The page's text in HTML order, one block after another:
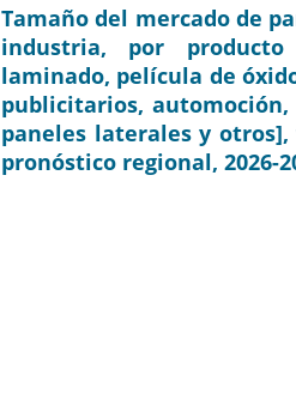
Tamaño del mercado de
industria, por
laminado, película de
publicitarios,
paneles laterales y
pronóstico regional, 2026-